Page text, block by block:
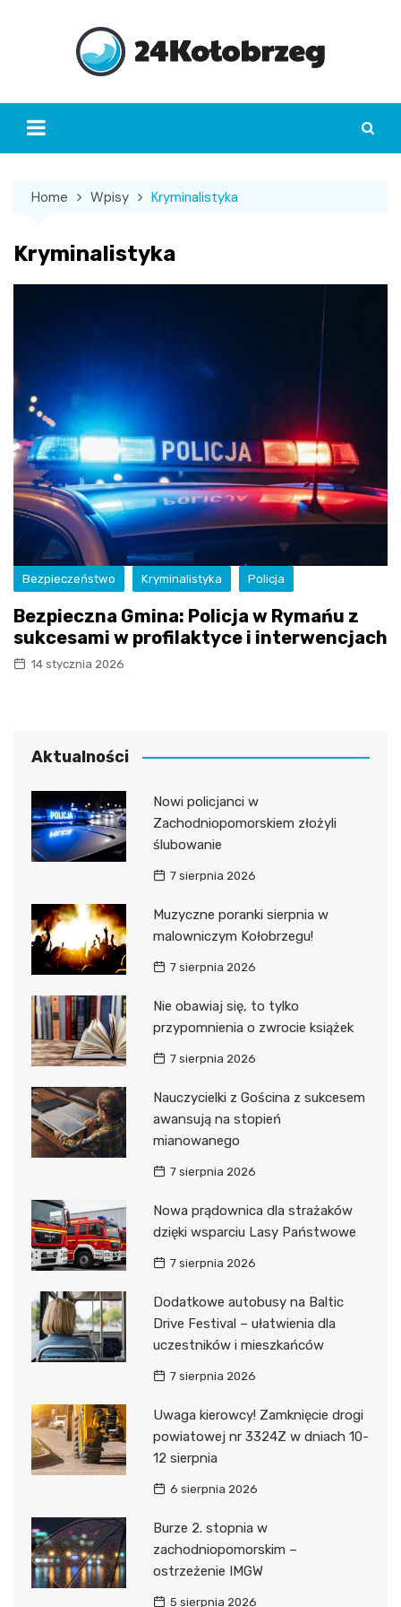
Home Wpisy Kryminalistyka
Kryminalistyka
Bezpieczeństwo Kryminalistyka Policja
Bezpieczna Gmina: Policja w Rymańu z
sukcesami w profilaktyce i interwencjach
14 stycznia 2026
Aktualności
Nowi policjanci w
Zachodniopomorskiem złożyli
ślubowanie
7 sierpnia 2026
Muzyczne poranki sierpnia w
malowniczym Kołobrzegu!
7 sierpnia 2026
Nie obawiaj się, to tylko
przypomnienia o zwrocie książek
7 sierpnia 2026
Nauczycielki z Gościna z sukcesem
awansują na stopień
mianowanego
7 sierpnia 2026
Nowa prądownica dla strażaków
dzięki wsparciu Lasy Państwowe
7 sierpnia 2026
Dodatkowe autobusy na Baltic
Drive Festival – ułatwienia dla
uczestników i mieszkańców
7 sierpnia 2026
Uwaga kierowcy! Zamknięcie drogi
powiatowej nr 3324Z w dniach 10-
12 sierpnia
6 sierpnia 2026
Burze 2. stopnia w
zachodniopomorskim –
ostrzeżenie IMGW
5 sierpnia 2026